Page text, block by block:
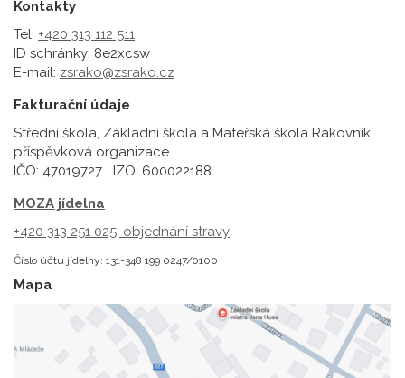
Kontakty
Tel: +420 313 112 511
ID schránky: 8e2xcsw
E-mail: zsrako@zsrako.cz
Fakturační údaje
Střední škola, Základní škola a Mateřská škola Rakovník,
příspěvková organizace
IČO: 47019727 IZO: 600022188
MOZA jídelna
+420 313 251 025; objednání stravy
Číslo účtu jídelny: 131-348 199 0247/0100
Mapa